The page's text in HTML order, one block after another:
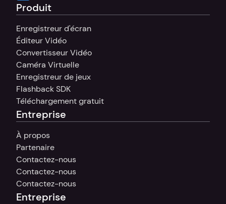
Produit
Enregistreur d'écran
Éditeur Vidéo
Convertisseur Vidéo
Caméra Virtuelle
Enregistreur de jeux
Flashback SDK
Téléchargement gratuit
Entreprise
À propos
Partenaire
Contactez-nous
Contactez-nous
Contactez-nous
Entreprise